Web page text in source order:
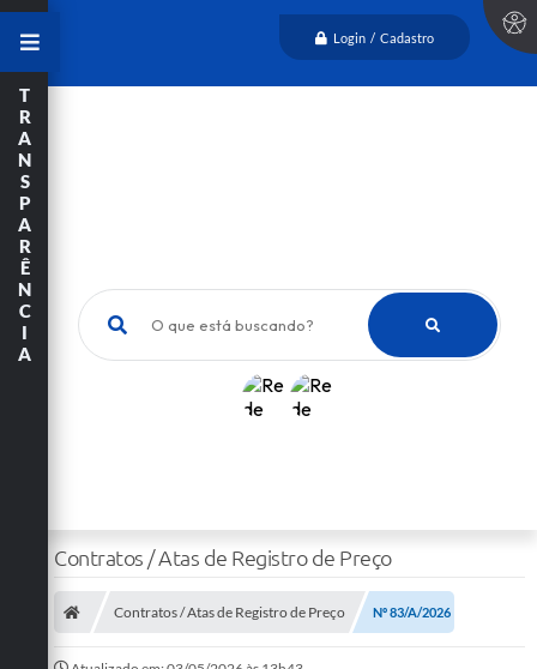
Login / Cadastro
O que está buscando?
T
R
A
N
S
P
A
R
Ê
N
C
I
A
Contratos / Atas de Registro de Preço
Contratos / Atas de Registro de Preço Nº 83/A/2026